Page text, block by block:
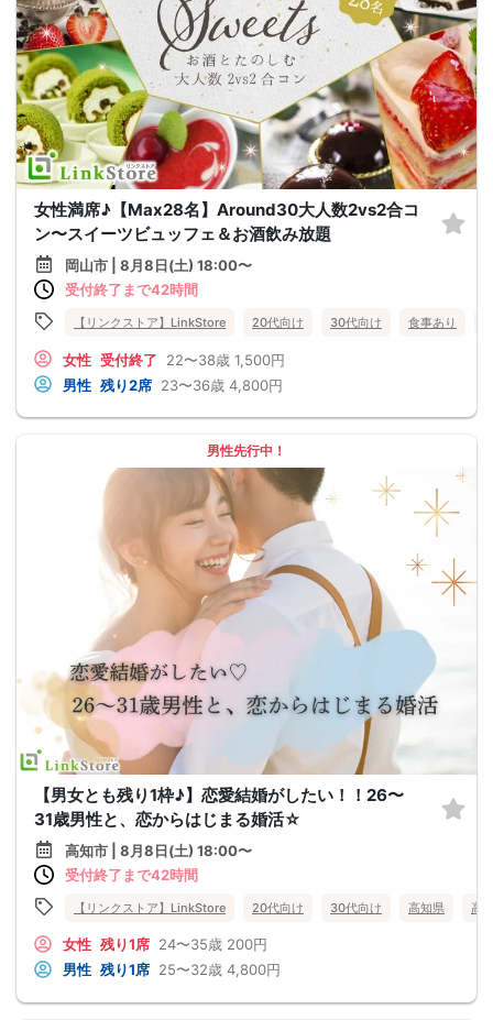
女性満席♪【Max28名】Around30大人数2vs2合コ
ン〜スイーツビュッフェ＆お酒飲み放題
岡山市 | 8月8日(土) 18:00〜
受付終了まで42時間
【リンクストア】LinkStore 20代向け 30代向け 食事あり
女性 受付終了 22〜38歳 1,500円
男性 残り2席 23〜36歳 4,800円
男性先行中！
【男女とも残り1枠♪】恋愛結婚がしたい！！26〜
31歳男性と、恋からはじまる婚活☆
高知市 | 8月8日(土) 18:00〜
受付終了まで42時間
【リンクストア】LinkStore 20代向け 30代向け 高知県 高
女性 残り1席 24〜35歳 200円
男性 残り1席 25〜32歳 4,800円